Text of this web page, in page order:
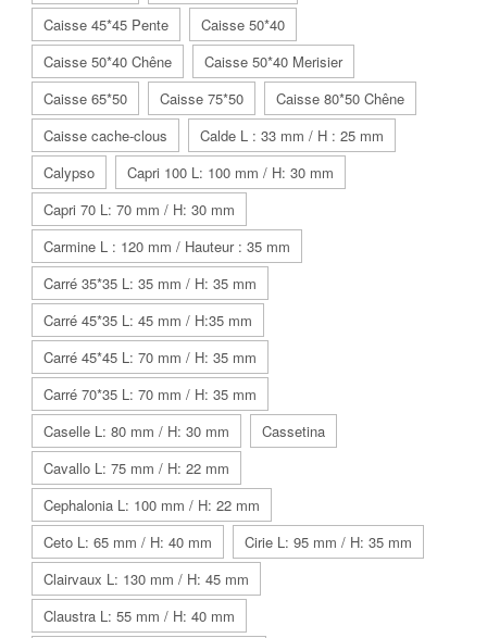
Caisse 45*45 Pente
Caisse 50*40
Caisse 50*40 Chêne
Caisse 50*40 Merisier
Caisse 65*50
Caisse 75*50
Caisse 80*50 Chêne
Caisse cache-clous
Calde L : 33 mm / H : 25 mm
Calypso
Capri 100 L: 100 mm / H: 30 mm
Capri 70 L: 70 mm / H: 30 mm
Carmine L : 120 mm / Hauteur : 35 mm
Carré 35*35 L: 35 mm / H: 35 mm
Carré 45*35 L: 45 mm / H:35 mm
Carré 45*45 L: 70 mm / H: 35 mm
Carré 70*35 L: 70 mm / H: 35 mm
Caselle L: 80 mm / H: 30 mm
Cassetina
Cavallo L: 75 mm / H: 22 mm
Cephalonia L: 100 mm / H: 22 mm
Ceto L: 65 mm / H: 40 mm
Cirie L: 95 mm / H: 35 mm
Clairvaux L: 130 mm / H: 45 mm
Claustra L: 55 mm / H: 40 mm